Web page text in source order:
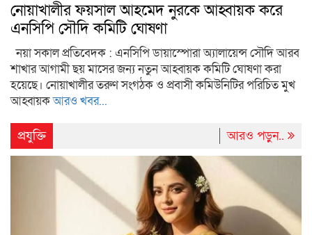
নোয়াখালীর ফয়সাল আহমেদ নুরকে আহ্বায়ক করে
এনসিপি সৌদি কমিটি ঘোষণা
নয়া সকাল প্রতিবেদক : এনসিপি ডায়াস্পোরা অ্যালায়েন্স সৌদি আরব
শাখার আগামী ছয় মাসের জন্য নতুন আহ্বায়ক কমিটি ঘোষণা করা
হয়েছে। নোয়াখালীর তরুণ সংগঠক ও প্রবাসী কমিউনিটির পরিচিত মুখ
আহ্বায়কআরও খবর...
প্রযুক্তি আরও পড়ুন..